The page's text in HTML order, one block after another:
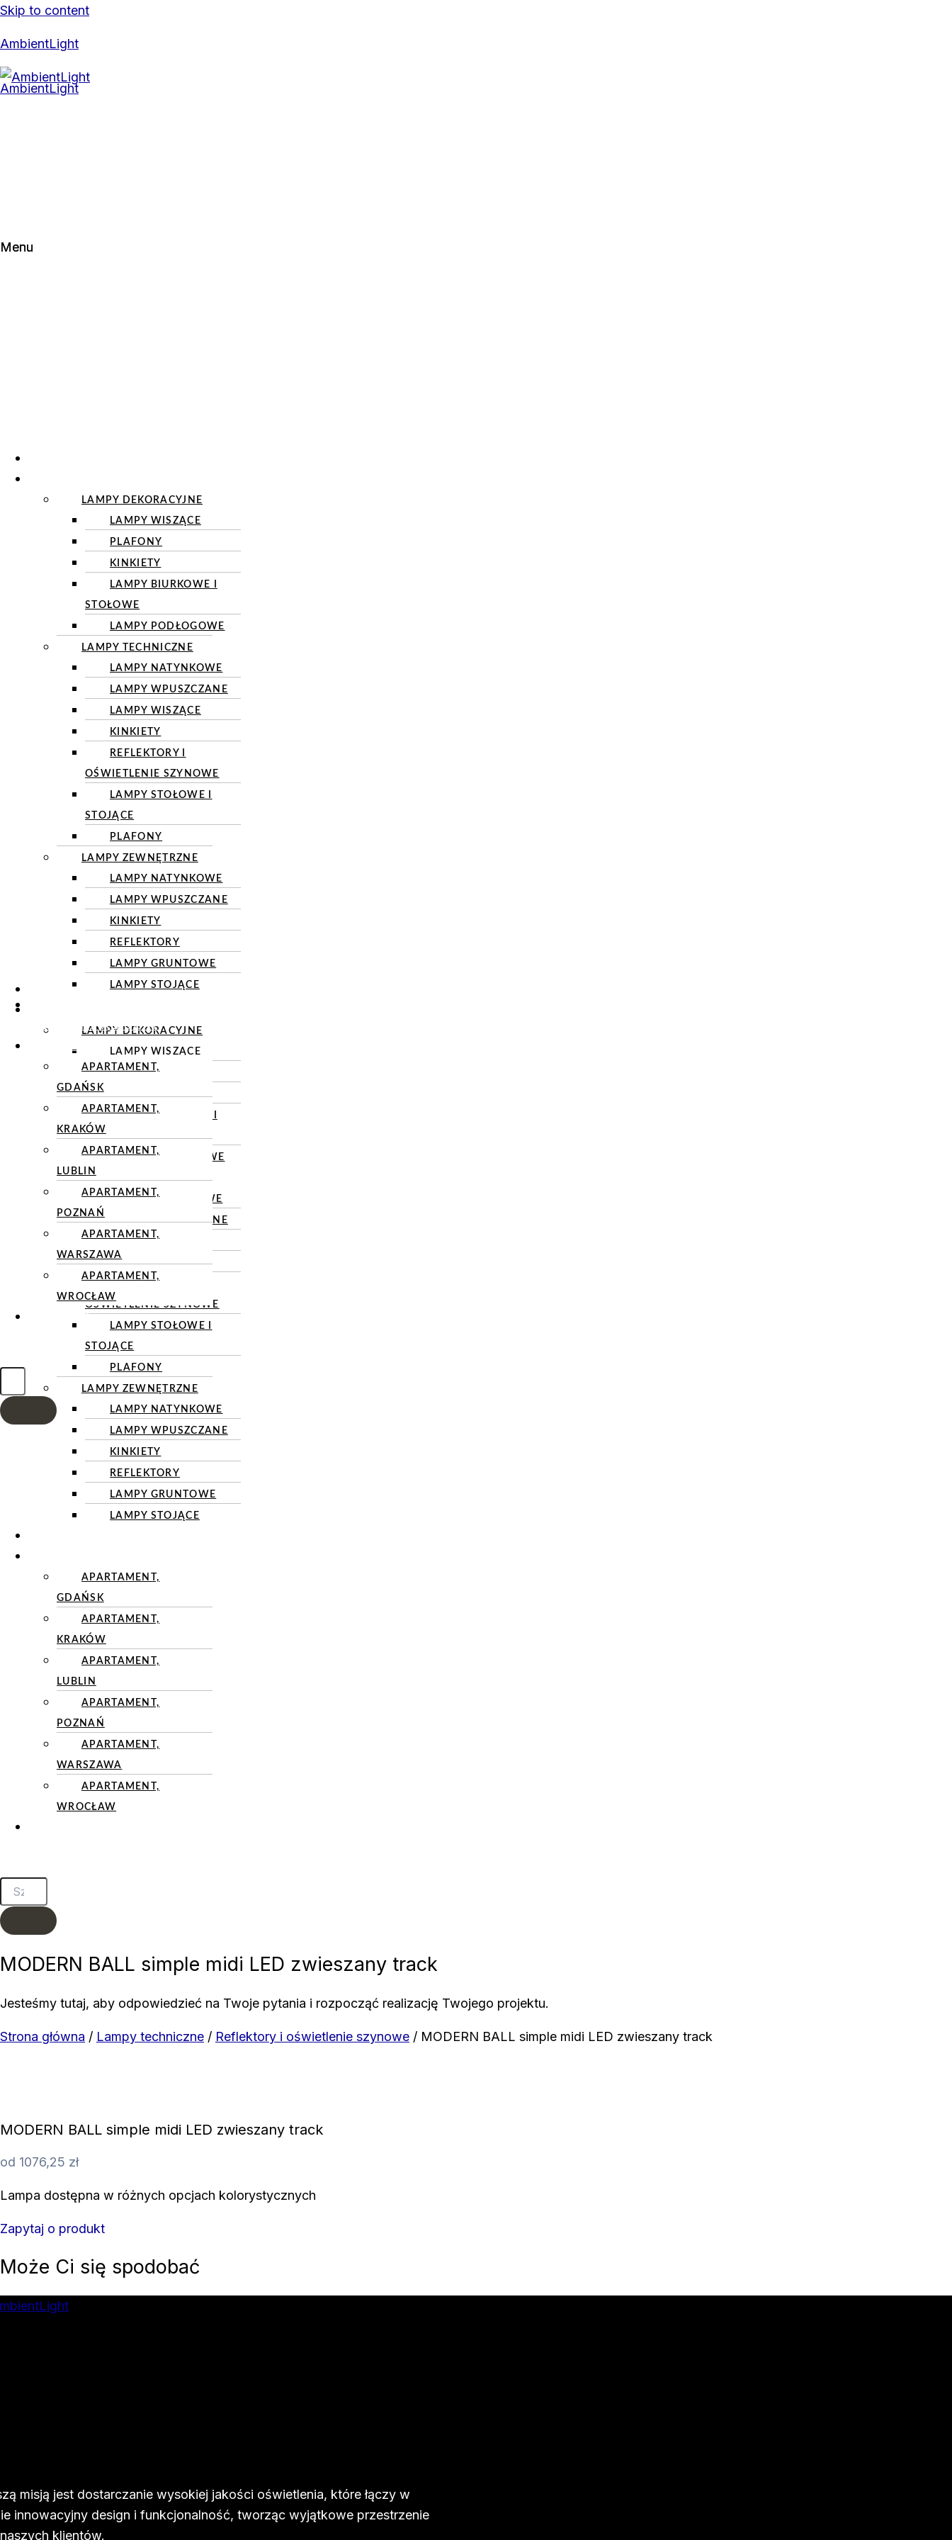
Skip to content
AmbientLight
Menu
LAMPY DEKORACYJNE
LAMPY WISZĄCE
PLAFONY
KINKIETY
LAMPY BIURKOWE I
STOŁOWE
LAMPY PODŁOGOWE
LAMPY TECHNICZNE
LAMPY NATYNKOWE
LAMPY WPUSZCZANE
LAMPY WISZĄCE
KINKIETY
REFLEKTORY I
OŚWIETLENIE SZYNOWE
LAMPY STOŁOWE I
STOJĄCE
PLAFONY
LAMPY ZEWNĘTRZNE
LAMPY NATYNKOWE
LAMPY WPUSZCZANE
KINKIETY
REFLEKTORY
LAMPY GRUNTOWE
LAMPY STOJĄCE
ELEKTROINSTALACYJNY
APARTAMENT,
GDAŃSK
APARTAMENT,
KRAKÓW
APARTAMENT,
LUBLIN
APARTAMENT,
POZNAŃ
APARTAMENT,
WARSZAWA
APARTAMENT,
WROCŁAW
KONTAKT
Menu
LAMPY DEKORACYJNE
LAMPY WISZĄCE
PLAFONY
KINKIETY
LAMPY BIURKOWE I
STOŁOWE
LAMPY PODŁOGOWE
LAMPY TECHNICZNE
LAMPY NATYNKOWE
LAMPY WPUSZCZANE
LAMPY WISZĄCE
KINKIETY
OŚWIETLENIE SZYNOWE
LAMPY STOŁOWE I
STOJĄCE
PLAFONY
LAMPY ZEWNĘTRZNE
LAMPY NATYNKOWE
LAMPY WPUSZCZANE
KINKIETY
REFLEKTORY
LAMPY GRUNTOWE
LAMPY STOJĄCE
APARTAMENT,
GDAŃSK
APARTAMENT,
KRAKÓW
APARTAMENT,
LUBLIN
APARTAMENT,
POZNAŃ
APARTAMENT,
WARSZAWA
APARTAMENT,
WROCŁAW
MODERN BALL simple midi LED zwieszany track
Jesteśmy tutaj, aby odpowiedzieć na Twoje pytania i rozpocząć realizację Twojego projektu.
Strona główna / Lampy techniczne / Reflektory i oświetlenie szynowe / MODERN BALL simple midi LED zwieszany track
MODERN BALL simple midi LED zwieszany track
od 1076,25 zł
Lampa dostępna w różnych opcjach kolorystycznych
Zapytaj o produkt
Może Ci się spodobać
misją jest dostarczanie wysokiej jakości oświetlenia, które łączy w
innowacyjny design i funkcjonalność, tworząc wyjątkowe przestrzenie
klientów.